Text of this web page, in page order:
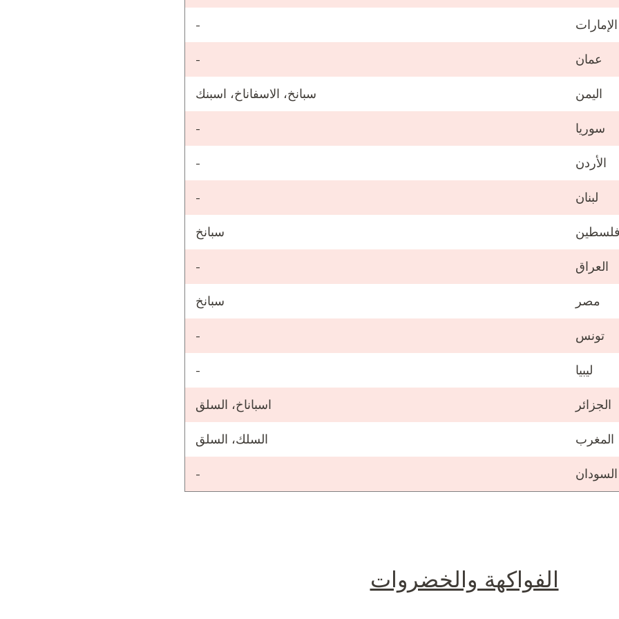
الإمارات -
عمان -
اليمن سبانخ، الاسفاناخ، اسبنك
سوريا -
الأردن -
لبنان -
سبانخ
العراق -
مصر سبانخ
تونس -
ليبيا -
الجزائر اسباناخ، السلق
المغرب السلك، السلق
السودان -
الفواكهة والخضروات